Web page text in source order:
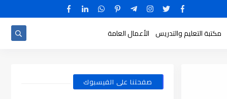
مكتبة التعليم والتدريس الأعمال العامة
صفحتنا على الفيسبوك